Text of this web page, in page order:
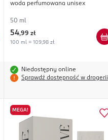
woda perfumowana unisex
50 ml
54,99 zł
100 ml = 109,98 zł
Niedostępny online
Sprawdź dostępność w drogerii
MEGA!